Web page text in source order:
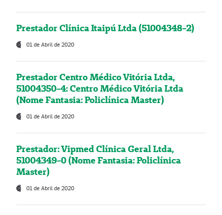
Prestador Clínica Itaipú Ltda (51004348-2)
01 de Abril de 2020
Prestador Centro Médico Vitória Ltda,
51004350-4: Centro Médico Vitória Ltda
(Nome Fantasia: Policlínica Master)
01 de Abril de 2020
Prestador: Vipmed Clínica Geral Ltda,
51004349-0 (Nome Fantasia: Policlínica
Master)
01 de Abril de 2020